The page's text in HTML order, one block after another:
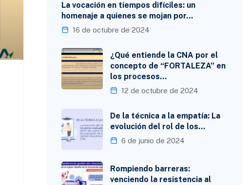
La vocación en tiempos difíciles: un
homenaje a quienes se mojan por…
16 de octubre de 2024
¿Qué entiende la CNA por el
concepto de “FORTALEZA” en
los procesos…
12 de octubre de 2024
De la técnica a la empatía: La
evolución del rol de los…
6 de junio de 2024
Rompiendo barreras:
venciendo la resistencia al